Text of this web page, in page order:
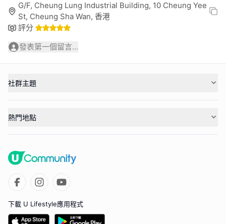
G/F, Cheung Lung Industrial Building, 10 Cheung Yee
St, Cheung Sha Wan, 香港
評分
發表第一個留言...
社群主題
熱門地點
下載 U Lifestyle應用程式